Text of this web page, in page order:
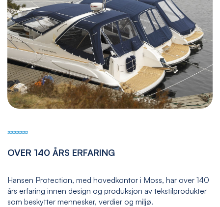
OVER 140 ÅRS ERFARING
Hansen Protection, med hovedkontor i Moss, har over 140
års erfaring innen design og produksjon av tekstilprodukter
som beskytter mennesker, verdier og miljø.